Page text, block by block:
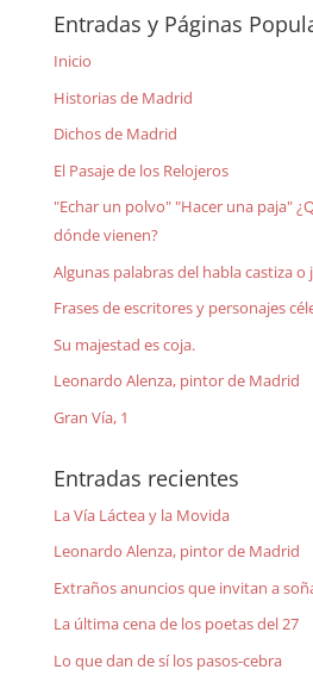
Entradas y Páginas
Inicio
Historias de Madrid
Dichos de Madrid
El Pasaje de los Relojeros
"Echar un polvo" "Hacer una paja"
dónde vienen?
Algunas palabras del habla castiza o
Frases de escritores y personajes
Su majestad es coja.
Leonardo Alenza, pintor de Madrid
Gran Vía, 1
Entradas recientes
La Vía Láctea y la Movida
Leonardo Alenza, pintor de Madrid
Extraños anuncios que invitan a
La última cena de los poetas del 27
Lo que dan de sí los pasos-cebra